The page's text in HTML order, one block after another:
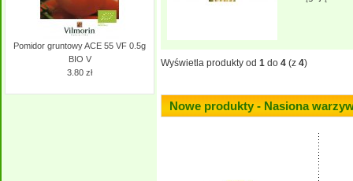
Pomidor gruntowy ACE 55 VF 0.5g
BIO V
3.80 zł
Wyświetla produkty od 1 do 4 (z 4)
Nowe produkty - Nasiona